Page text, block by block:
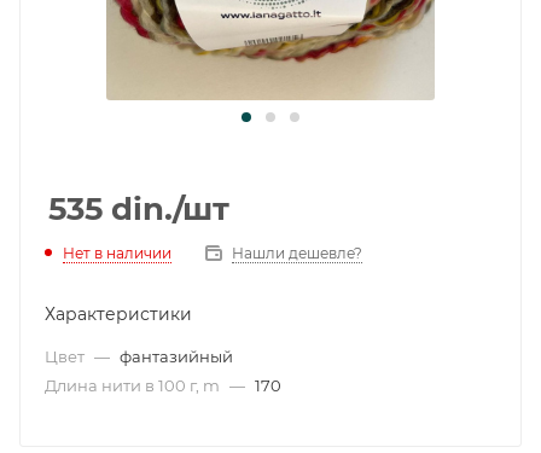
535 din./шт
Нет в наличии Нашли дешевле?
Характеристики
Цвет — фантазийный
Длина нити в 100 г, m — 170